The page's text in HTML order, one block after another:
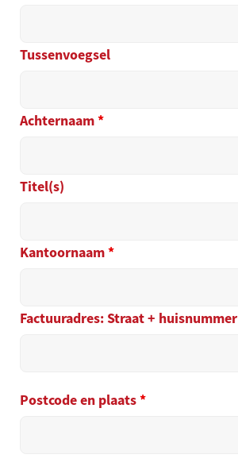
Tussenvoegsel
Achternaam*
Titel(s)
Kantoornaam*
Factuuradres: Straat + huisnummer
Postcode en plaats*